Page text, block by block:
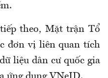
theo, Mặt trận Tổ
đơn vị liên quan tích
liệu dân cư quốc gia